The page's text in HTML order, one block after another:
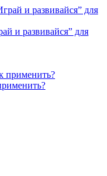
и развивайся” для